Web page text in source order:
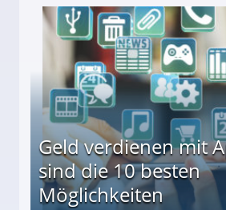
↻ Täglich neue Produkttests
Geld verdienen mit
sind die 10 besten
Möglichkeiten